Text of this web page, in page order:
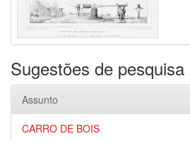
Sugestões de pesquisa
Assunto
CARRO DE BOIS